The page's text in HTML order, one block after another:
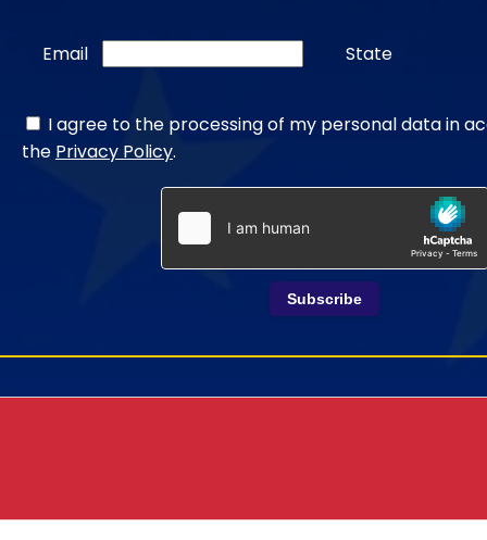
Email State
I agree to the processing of my personal data in
the Privacy Policy.
Subscribe